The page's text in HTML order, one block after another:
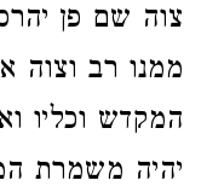
צוה שם פן
ממנו רב וצוה
המקדש וכליו
יהיה משמרת